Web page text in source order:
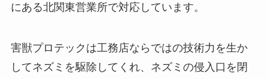
にある北関東営業所で対応しています。
害獣プロテックは工務店ならではの技術力を生か
してネズミを駆除してくれ、ネズミの侵入口を閉